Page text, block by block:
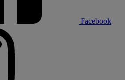
Facebook